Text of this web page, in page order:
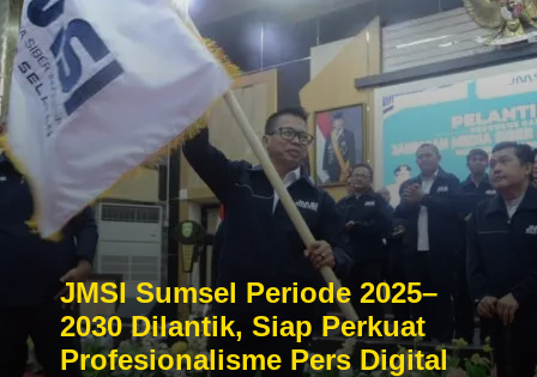
JMSI Sumsel Periode 2025–
2030 Dilantik, Siap Perkuat
Profesionalisme Pers Digital